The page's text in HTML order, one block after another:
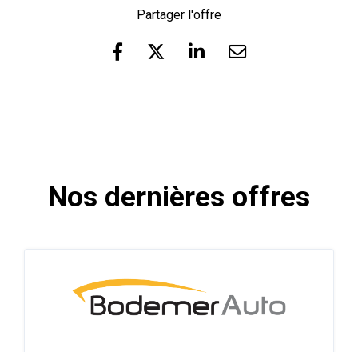
Partager l'offre
Nos dernières offres